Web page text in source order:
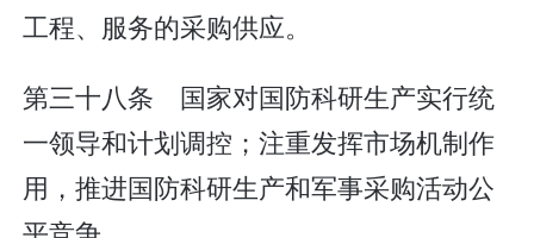
工程、服务的采购供应。
第三十八条 国家对国防科研生产实行统
一领导和计划调控；注重发挥市场机制作
用，推进国防科研生产和军事采购活动公